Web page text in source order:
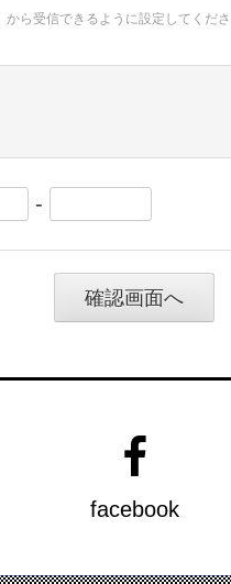
ら受信できるように設定してくだ
-
facebook